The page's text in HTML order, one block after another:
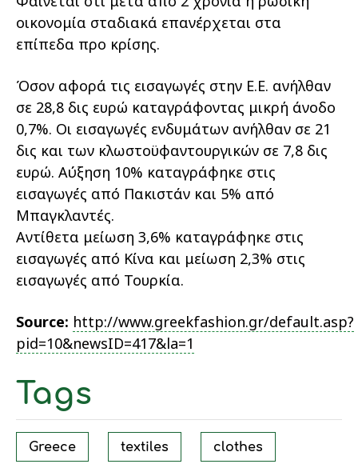
οικονομία σταδιακά επανέρχεται στα
επίπεδα προ κρίσης.
Όσον αφορά τις εισαγωγές στην Ε.Ε. ανήλθαν
σε 28,8 δις ευρώ καταγράφοντας μικρή άνοδο
0,7%. Οι εισαγωγές ενδυμάτων ανήλθαν σε 21
δις και των κλωστοϋφαντουργικών σε 7,8 δις
ευρώ. Αύξηση 10% καταγράφηκε στις
εισαγωγές από Πακιστάν και 5% από
Μπαγκλαντές.
Αντίθετα μείωση 3,6% καταγράφηκε στις
εισαγωγές από Κίνα και μείωση 2,3% στις
εισαγωγές από Τουρκία.
Source: http://www.greekfashion.gr/default.asp?
pid=10&newsID=417&la=1
Tags
Greece textiles clothes